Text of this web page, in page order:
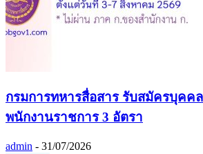
กรมการทหารสื่อสาร รับสมัครบุคคล
พนักงานราชการ 3 อัตรา
admin - 31/07/2026